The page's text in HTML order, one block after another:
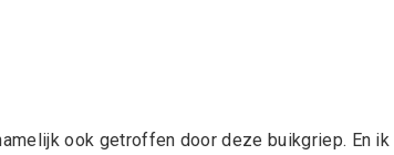
ook getroffen door deze buikgriep. En ik